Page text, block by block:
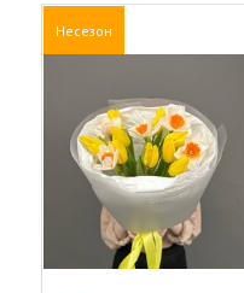
Несезон